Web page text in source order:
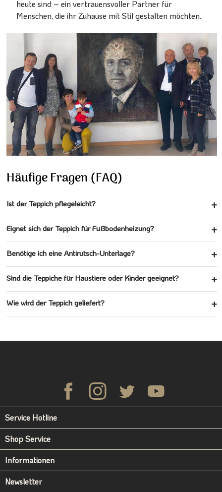
heute sind – ein vertrauensvoller Partner für
Menschen, die ihr Zuhause mit Stil gestalten möchten.
Häufige Fragen (FAQ)
Ist der Teppich pflegeleicht?
Eignet sich der Teppich für Fußbodenheizung?
Benötige ich eine Antirutsch-Unterlage?
Sind die Teppiche für Haustiere oder Kinder geeignet?
Wie wird der Teppich geliefert?
Service Hotline
Shop Service
Informationen
Newsletter